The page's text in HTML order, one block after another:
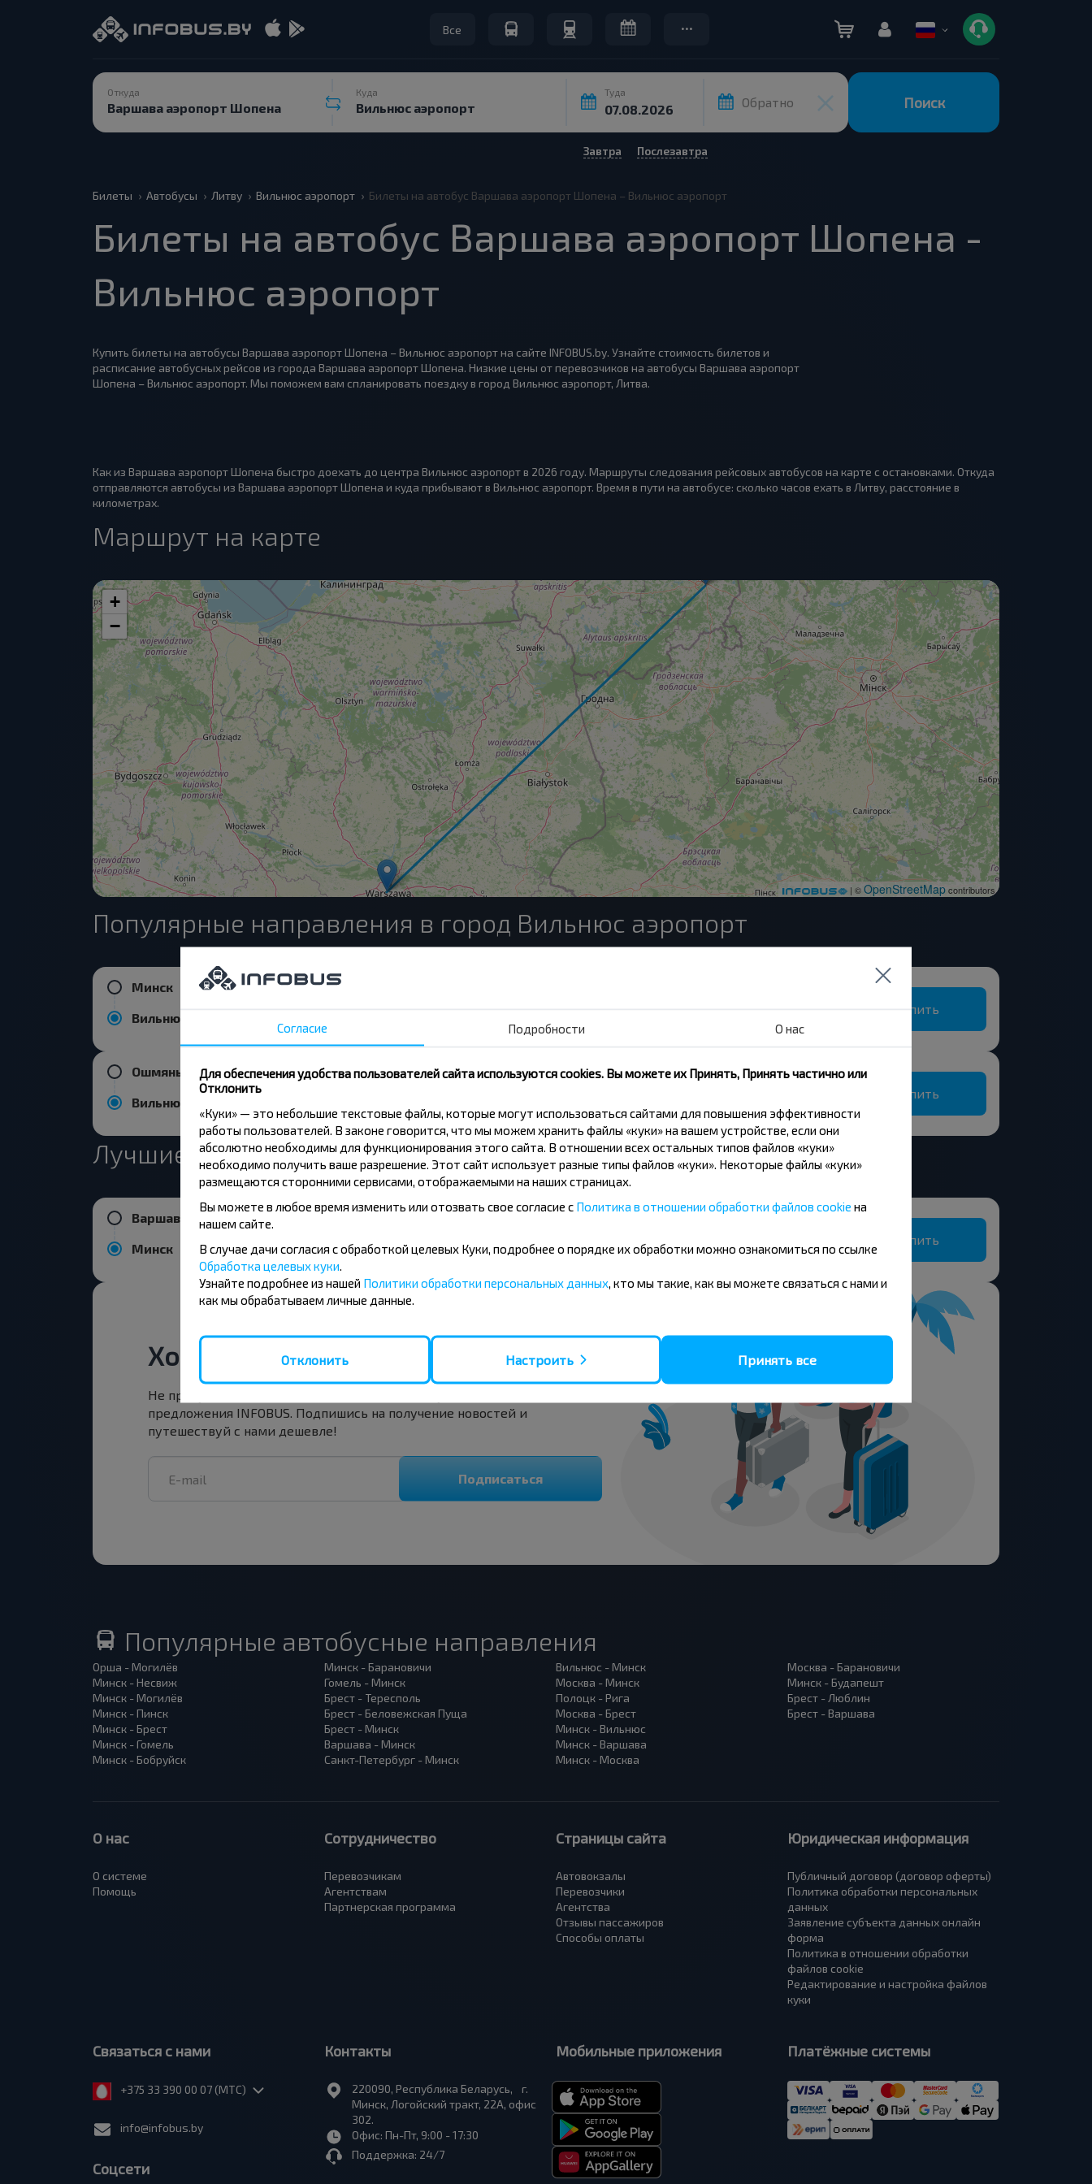
Все
Откуда Куда Туда
Обратно Поиск
Завтра Послезавтра
Билеты Автобусы Литву Вильнюс аэропорт Билеты на автобус Варшава аэропорт Шопена – Вильнюс аэропорт
Билеты на автобус Варшава аэропорт Шопена -
Вильнюс аэропорт
Купить билеты на автобусы Варшава аэропорт Шопена – Вильнюс аэропорт на сайте INFOBUS.by. Узнайте стоимость билетов и
расписание автобусных рейсов из города Варшава аэропорт Шопена. Низкие цены от перевозчиков на автобусы Варшава аэропорт
Шопена – Вильнюс аэропорт. Мы поможем вам спланировать поездку в город Вильнюс аэропорт, Литва.
Как из Варшава аэропорт Шопена быстро доехать до центра Вильнюс аэропорт в 2026 году. Маршруты следования рейсовых автобусов на карте с остановками. Откуда
отправляются автобусы из Варшава аэропорт Шопена и куда прибывают в Вильнюс аэропорт. Время в пути на автобусе: сколько часов ехать в Литву, расстояние в
километрах.
Маршрут на карте
+
−
| ©OpenStreetMapcontributors
Популярные направления в город Вильнюс аэропорт
Минск
Вильнюс аэропорт
Купить
Ошмяны
Вильнюс аэропорт
Купить
Могилёв
Купить
Лучшие маршруты из Варшава аэропорт Шопена
Варшава аэропорт Шопена
Минск
Варшава аэропорт Шопена
Ошмяны
Купить
Хотите путешествовать дешевле?
Не пропусти специальные акции, скидки и другие интересные
предложения INFOBUS. Подпишись на получение новостей и
путешествуй с нами дешевле!
Подписаться
Популярные автобусные направления
Орша - Могилёв
Минск - Несвиж
Минск - Могилёв
Минск - Пинск
Минск - Брест
Минск - Гомель
Минск - Бобруйск
Минск - Барановичи
Гомель - Минск
Брест - Тересполь
Брест - Беловежская Пуща
Брест - Минск
Варшава - Минск
Санкт-Петербург - Минск
Вильнюс - Минск
Москва - Минск
Полоцк - Рига
Москва - Брест
Минск - Вильнюс
Минск - Варшава
Минск - Москва
Москва - Барановичи
Минск - Будапешт
Брест - Люблин
Брест - Варшава
О нас
О системе
Помощь
Сотрудничество
Перевозчикам
Агентствам
Партнерская программа
Страницы сайта
Автовокзалы
Перевозчики
Агентства
Отзывы пассажиров
Способы оплаты
Юридическая информация
Публичный договор (договор оферты)
Политика обработки персональных
данных
Заявление субъекта данных онлайн
форма
Политика в отношении обработки
файлов cookie
Редактирование и настройка файлов
куки
Связаться с нами
+375 33 390 00 07 (МТС)
info@infobus.by
Соцсети
Контакты
220090, Республика Беларусь, г.
Минск, Логойский тракт, 22А, офис
302.
Офис: Пн-Пт, 9:00 - 17:30
Поддержка: 24/7
Мобильные приложения Платёжные системы
Согласие Подробности О нас
Для обеспечения удобства пользователей сайта используются cookies. Вы можете их Принять, Принять частично или
Отклонить
«Куки» — это небольшие текстовые файлы, которые могут использоваться сайтами для повышения эффективности
работы пользователей. В законе говорится, что мы можем хранить файлы «куки» на вашем устройстве, если они
абсолютно необходимы для функционирования этого сайта. В отношении всех остальных типов файлов «куки»
необходимо получить ваше разрешение. Этот сайт использует разные типы файлов «куки». Некоторые файлы «куки»
размещаются сторонними сервисами, отображаемыми на наших страницах.
Вы можете в любое время изменить или отозвать свое согласие с Политика в отношении обработки файлов cookie на
нашем сайте.
В случае дачи согласия с обработкой целевых Куки, подробнее о порядке их обработки можно ознакомиться по ссылке
Обработка целевых куки
Узнайте подробнее из нашей Политики обработки персональных данных , кто мы такие, как вы можете связаться с нами и
как мы обрабатываем личные данные.
Отклонить Настроить Принять все